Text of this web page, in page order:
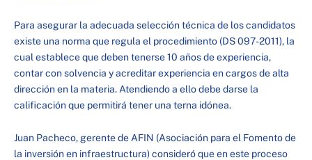
Para asegurar la adecuada selección técnica de los candidatos
existe una norma que regula el procedimiento (DS 097-2011), la
cual establece que deben tenerse 10 años de experiencia,
contar con solvencia y acreditar experiencia en cargos de alta
dirección en la materia. Atendiendo a ello debe darse la
calificación que permitirá tener una terna idónea.
Juan Pacheco, gerente de AFIN (Asociación para el Fomento de
la inversión en infraestructura) consideró que en este proceso